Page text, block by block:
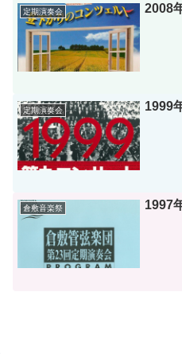
定期演奏会 2008
定期演奏会 1999
倉敷音楽祭 1997